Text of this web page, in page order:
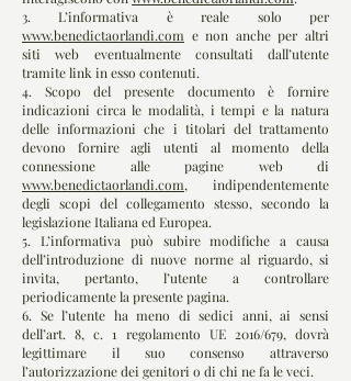
3. L’informativa è reale solo per
www.benedictaorlandi.com e non anche per altri
siti web eventualmente consultati dall’utente
tramite link in esso contenuti.
4. Scopo del presente documento è fornire
indicazioni circa le modalità, i tempi e la natura
delle informazioni che i titolari del trattamento
devono fornire agli utenti al momento della
connessione alle pagine web di
www.benedictaorlandi.com, indipendentemente
degli scopi del collegamento stesso, secondo la
legislazione Italiana ed Europea.
5. L’informativa può subire modifiche a causa
dell’introduzione di nuove norme al riguardo, si
invita, pertanto, l’utente a controllare
periodicamente la presente pagina.
6. Se l’utente ha meno di sedici anni, ai sensi
dell’art. 8, c. 1 regolamento UE 2016/679, dovrà
legittimare il suo consenso attraverso
l’autorizzazione dei genitori o di chi ne fa le veci.